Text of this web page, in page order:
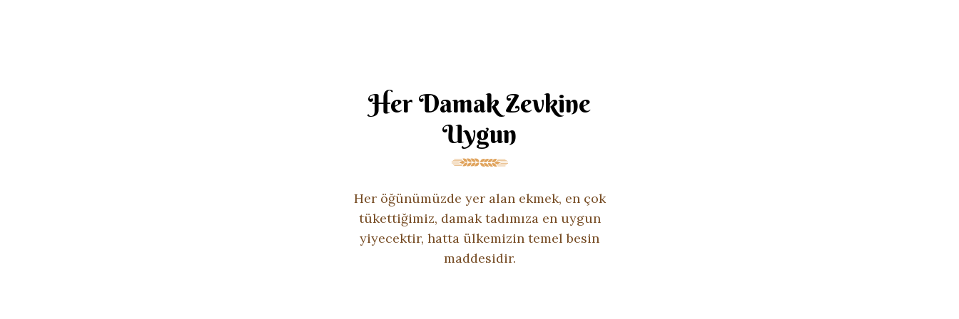
Her Damak Zevkine
Uygun
Her öğünümüzde yer alan ekmek, en çok
tükettiğimiz, damak tadımıza en uygun
yiyecektir, hatta ülkemizin temel besin
maddesidir.